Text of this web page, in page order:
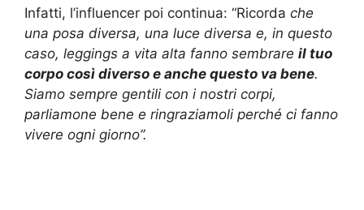
Infatti, l’influencer poi continua: “Ricorda che
una posa diversa, una luce diversa e, in questo
caso, leggings a vita alta fanno sembrare il tuo
corpo così diverso e anche questo va bene.
Siamo sempre gentili con i nostri corpi,
parliamone bene e ringraziamoli perché ci fanno
vivere ogni giorno”.